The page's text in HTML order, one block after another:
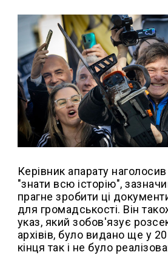
Керівник апарату
"знати всю історію",
прагне зробити ці
для громадськості. Він
указ, який зобов'язує
архівів, було видано ще у
кінця так і не було